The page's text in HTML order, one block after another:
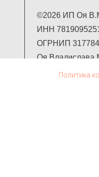
©2026 ИП Оя
ИНН
ОГРНИП
Оя Владислава
Политика